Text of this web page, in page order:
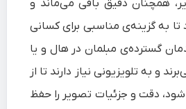
همچنان دقیق باقی می‌ماند و
به گزینه‌ی مناسبی برای کسانی
گسترده‌ی مبلمان در هال‌ و یا
و به تلویزیونی نیاز دارند تا از
دقت و جزئیات تصویر را حفظ